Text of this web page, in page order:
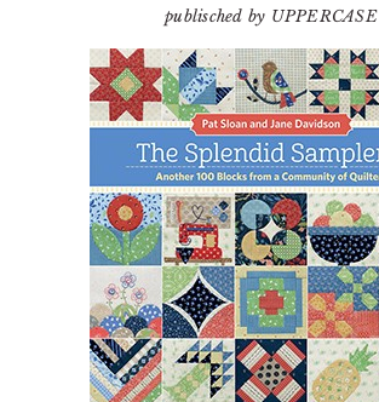
publisched by UPPERCASE